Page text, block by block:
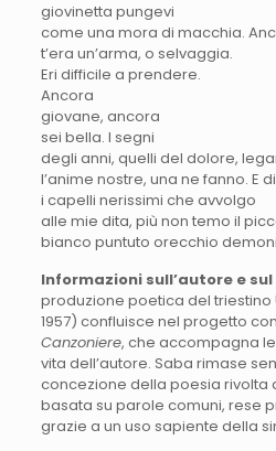
giovinetta pungevi
come una mora di macchia.
t’era un’arma, o selvaggia.
Eri difficile a
Ancora
giovane, ancora
sei bella. I segni
degli anni, quelli del dolore,
l’anime nostre, una ne fanno. E
i capelli nerissimi che avvolgo
alle mie dita, più non temo il
bianco puntuto orecchio
Informazioni sull’autore e
produzione poetica del triestino
1957) confluisce nel progetto
Canzoniere, che accompagna
vita dell’autore. Saba rimase
concezione della poesia rivolta
basata su parole comuni, rese
grazie a un uso sapiente della